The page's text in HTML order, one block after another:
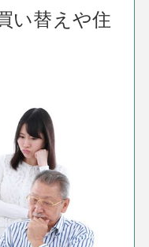
い替えや住